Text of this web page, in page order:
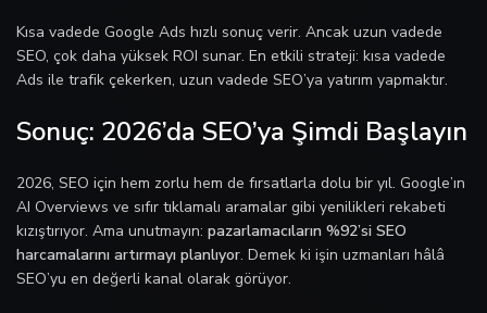
Kısa vadede Google Ads hızlı sonuç verir. Ancak uzun vadede
SEO, çok daha yüksek ROI sunar. En etkili strateji: kısa vadede
Ads ile trafik çekerken, uzun vadede SEO’ya yatırım yapmaktır.
Sonuç: 2026’da SEO’ya Şimdi Başlayın
2026, SEO için hem zorlu hem de fırsatlarla dolu bir yıl. Google’ın
AI Overviews ve sıfır tıklamalı aramalar gibi yenilikleri rekabeti
kızıştırıyor. Ama unutmayın: pazarlamacıların %92’si SEO
harcamalarını artırmayı planlıyor. Demek ki işin uzmanları hâlâ
SEO’yu en değerli kanal olarak görüyor.